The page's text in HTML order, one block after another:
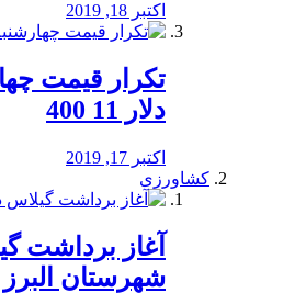
اکتبر 18, 2019
تکرار قیمت
دلار 11 400
اکتبر 17, 2019
کشاورزی
آغاز برداشت
شهرستان البرز